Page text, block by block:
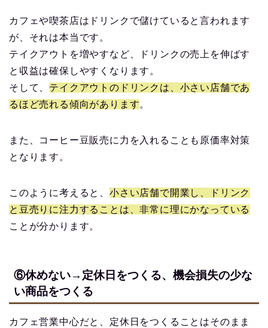
カフェや喫茶店はドリンクで儲けていると言われます
が、それは本当です。
テイクアウトを増やすなど、ドリンクの売上を伸ばす
と収益は確保しやすくなります。
そして、 テイクアウトのドリンクは、小さい店舗であ
るほど売れる傾向があります。
また、コーヒー豆販売に力を入れることも原価率対策
となります。
このように考えると、 小さい店舗で開業し、ドリンク
と豆売りに注力することは、非常に理にかなっている
ことが分かります。
⑥休めない→定休日をつくる、機会損失の少な
い商品をつくる
カフェ営業中心だと、定休日をつくることはそのまま